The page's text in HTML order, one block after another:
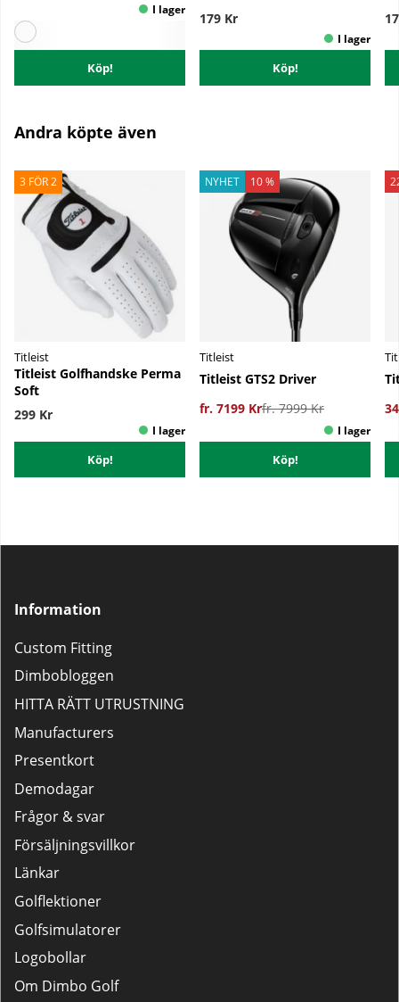
Köp!
179 Kr
Köp!
Andra köpte även
3 FÖR 2
Titleist
Titleist Golfhandske Perma
Soft
299 Kr
Köp!
NYHET 10 %
Titleist
Titleist GTS2 Driver
fr. 7199 Krfr. 7999 Kr
Köp!
Information
Custom Fitting
Dimbobloggen
HITTA RÄTT UTRUSTNING
Manufacturers
Presentkort
Demodagar
Frågor & svar
Försäljningsvillkor
Länkar
Golflektioner
Golfsimulatorer
Logobollar
Om Dimbo Golf